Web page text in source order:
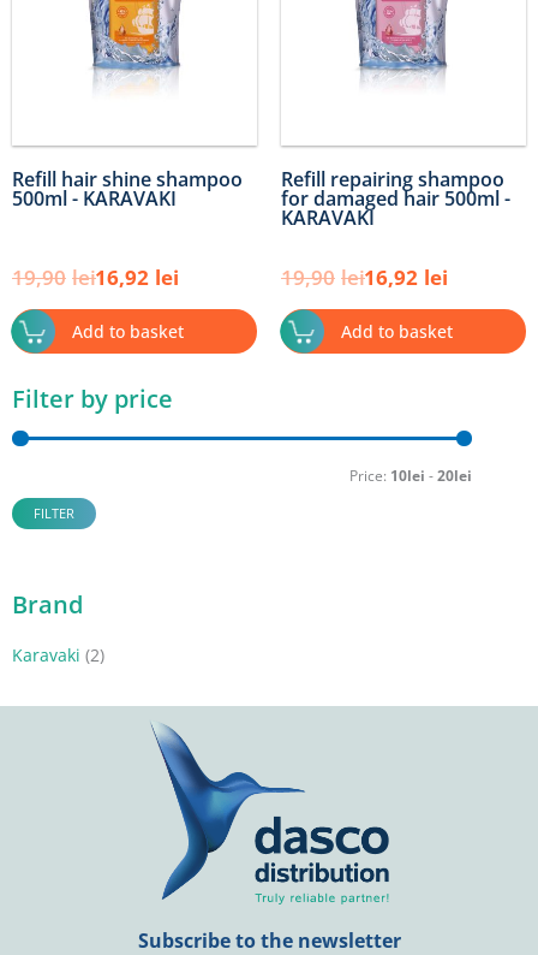
Filter by price
price
price
FILTER
Price: 10lei -20lei
Brand
Karavaki (2)
Refill hair shine shampoo
500ml - KARAVAKI
19,90 lei16,92 lei
Add to basket
Refill repairing shampoo
for damaged hair 500ml -
KARAVAKI
19,90 lei16,92 lei
Add to basket
Subscribe to the newsletter